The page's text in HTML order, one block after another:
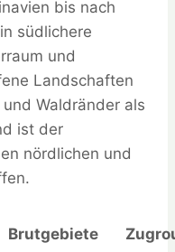
bis nach
südlichere
und
Landschaften
Waldränder als
ist der
nördlichen und
Brutgebiete